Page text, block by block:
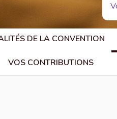
DE LA CONVENTION
VOS CONTRIBUTIONS